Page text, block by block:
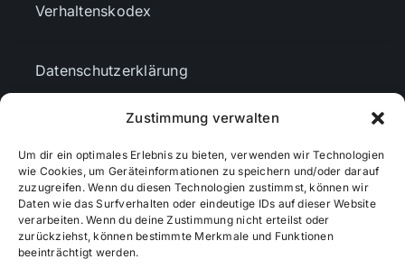
Zustimmung verwalten
Um dir ein optimales Erlebnis zu bieten, verwenden wir Technologien
wie Cookies, um Geräteinformationen zu speichern und/oder darauf
zuzugreifen. Wenn du diesen Technologien zustimmst, können wir
Daten wie das Surfverhalten oder eindeutige IDs auf dieser Website
verarbeiten. Wenn du deine Zustimmung nicht erteilst oder
zurückziehst, können bestimmte Merkmale und Funktionen
beeinträchtigt werden.
Verhaltenskodex
Datenschutzerklärung
Cookie-Richtlinie (EU)
Mediendaten